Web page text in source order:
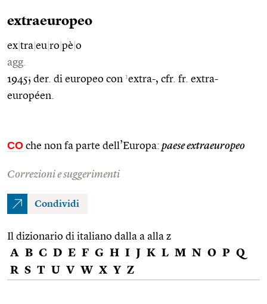
extraeuropeo
ex tra eu ro pè o
agg.
1945; der. di europeo con 1extra-, cfr. fr. extra-
européen.
CO che non fa parte dell’Europa: paese extraeuropeo
Correzioni e suggerimenti
Condividi
Il dizionario di italiano dalla a alla z
A B C D E F G H I J K L M N O P Q
R S T U V W X Y Z